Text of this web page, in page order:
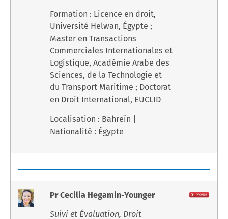
Formation : Licence en droit,
Université Helwan, Égypte ;
Master en Transactions
Commerciales Internationales et
Logistique, Académie Arabe des
Sciences, de la Technologie et
du Transport Maritime ; Doctorat
en Droit International, EUCLID
Localisation : Bahreïn |
Nationalité : Égypte
Pr Cecilia Hegamin-Younger
Suivi et Évaluation, Droit